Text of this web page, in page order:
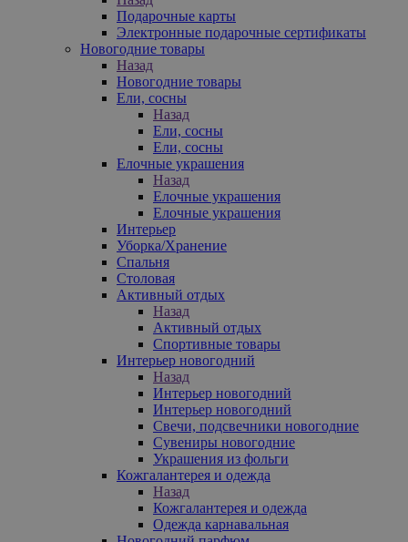
Подарочные карты
Электронные подарочные сертификаты
Новогодние товары
Назад
Новогодние товары
Ели, сосны
Назад
Ели, сосны
Ели, сосны
Елочные украшения
Назад
Елочные украшения
Елочные украшения
Интерьер
Уборка/Хранение
Спальня
Столовая
Активный отдых
Назад
Активный отдых
Спортивные товары
Интерьер новогодний
Назад
Интерьер новогодний
Интерьер новогодний
Свечи, подсвечники новогодние
Сувениры новогодние
Украшения из фольги
Кожгалантерея и одежда
Назад
Кожгалантерея и одежда
Одежда карнавальная